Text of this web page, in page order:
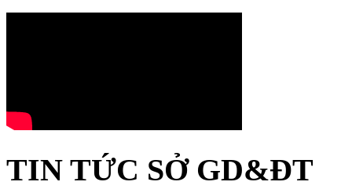
TIN TỨC SỞ GD&ĐT